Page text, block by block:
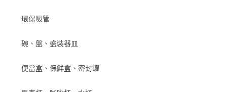
環保吸管
碗、盤、盛裝器皿
便當盒、保鮮盒、密封罐